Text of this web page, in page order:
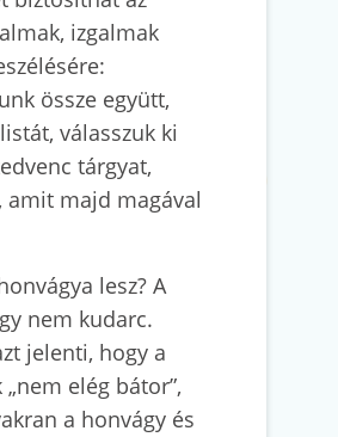
izgalmak
össze együtt,
válasszuk ki
tárgyat,
amit majd magával
lesz? A
nem kudarc.
jelenti, hogy a
„nem elég bátor”,
a honvágy és